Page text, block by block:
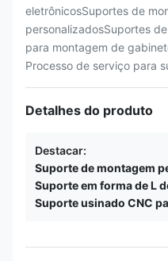
eletrônicosSuportes de
personalizadosSuportes
para montagem de
Processo de serviço para
Detalhes do produto
Destacar:
Suporte de montagem
Suporte em forma de L
Suporte usinado CNC